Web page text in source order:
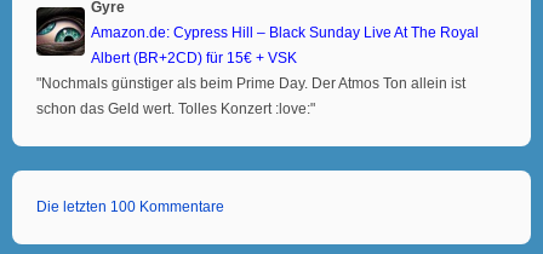
Gyre
Amazon.de: Cypress Hill – Black Sunday Live At The Royal
Albert (BR+2CD) für 15€ + VSK
"Nochmals günstiger als beim Prime Day. Der Atmos Ton allein ist
schon das Geld wert. Tolles Konzert :love:"
Die letzten 100 Kommentare